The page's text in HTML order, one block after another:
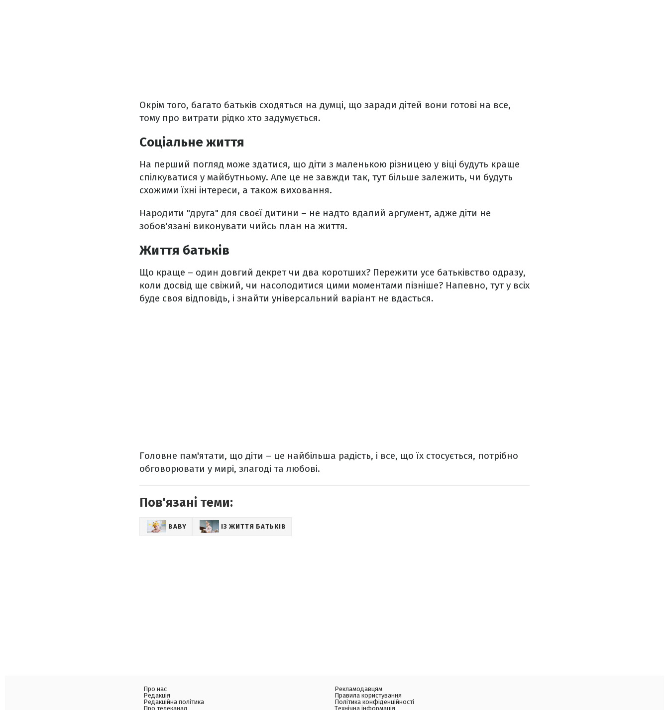
Окрім того, багато батьків сходяться на думці, що заради дітей вони готові на все,
тому про витрати рідко хто задумується.
Соціальне життя
На перший погляд може здатися, що діти з маленькою різницею у віці будуть краще
спілкуватися у майбутньому. Але це не завжди так, тут більше залежить, чи будуть
схожими їхні інтереси, а також виховання.
Народити "друга" для своєї дитини – не надто вдалий аргумент, адже діти не
зобов'язані виконувати чийсь план на життя.
Життя батьків
Що краще – один довгий декрет чи два коротших? Пережити усе батьківство одразу,
коли досвід ще свіжий, чи насолодитися цими моментами пізніше? Напевно, тут у всіх
буде своя відповідь, і знайти універсальний варіант не вдасться.
Головне пам'ятати, що діти – це найбільша радість, і все, що їх стосується, потрібно
обговорювати у мирі, злагоді та любові.
Пов'язані теми:
BABY ІЗ ЖИТТЯ БАТЬКІВ
Про нас
Редакція
Редакційна політика
Про телеканал
Рекламодавцям
Правила користування
Політика конфіденційності
Технічна інформація